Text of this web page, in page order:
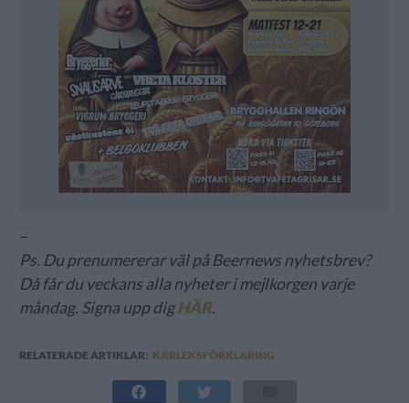
–
Ps. Du prenumererar väl på Beernews nyhetsbrev?
Då får du veckans alla nyheter i mejlkorgen varje
måndag. Signa upp digHÄR.
RELATERADE ARTIKLAR: KÄRLEKSFÖRKLARING